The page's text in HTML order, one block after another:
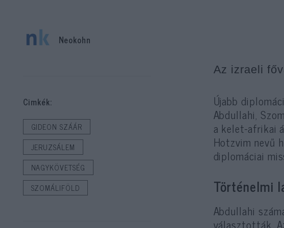
Az izraeli
Újabb
Abdullahi,
a kelet-afrikai
Hotzvim nevű
diplomáciai
Történelmi
Abdullahi
választották.
Neokohn
Cimkék:
GIDEON SZÁÁR
JERUZSÁLEM
NAGYKÖVETSÉG
SZOMÁLIFÖLD